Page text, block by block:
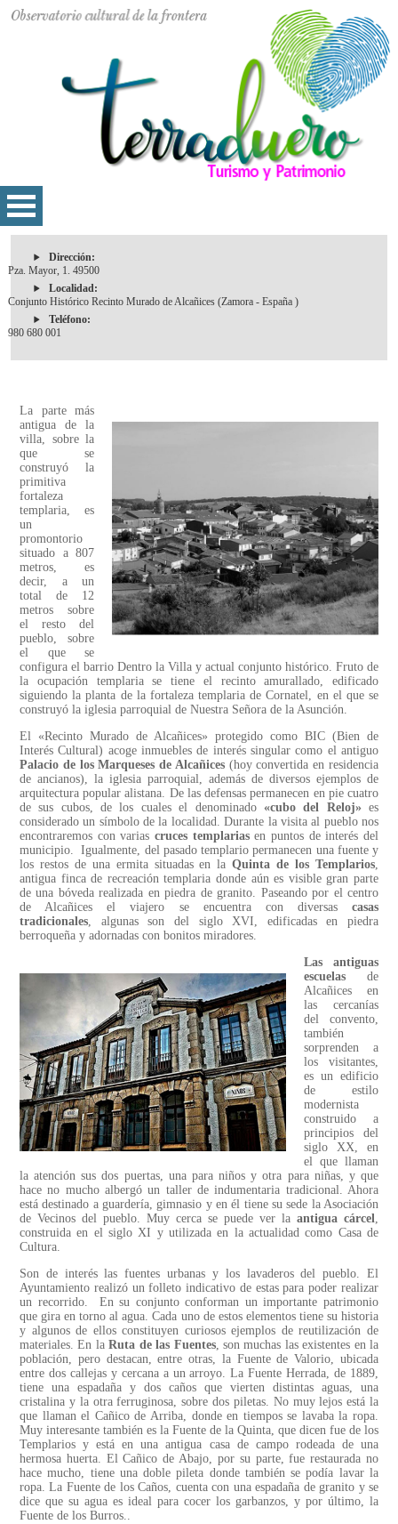
Dirección:
Pza. Mayor, 1. 49500
Localidad:
Conjunto Histórico Recinto Murado de Alcañices (Zamora - España )
Teléfono:
980 680 001
La parte más
antigua de la
villa, sobre la
que se
construyó la
primitiva
fortaleza
templaria, es
un
promontorio
situado a 807
metros, es
decir, a un
total de 12
metros sobre
el resto del
pueblo, sobre
el que se
configura el barrio Dentro la Villa y actual conjunto histórico. Fruto de
la ocupación templaria se tiene el recinto amurallado, edificado
siguiendo la planta de la fortaleza templaria de Cornatel, en el que se
construyó la iglesia parroquial de Nuestra Señora de la Asunción.
El «Recinto Murado de Alcañices» protegido como BIC (Bien de
Interés Cultural) acoge inmuebles de interés singular como el antiguo
Palacio de los Marqueses de Alcañices(hoy convertida en residencia
de ancianos), la iglesia parroquial, además de diversos ejemplos de
arquitectura popular alistana. De las defensas permanecen en pie cuatro
de sus cubos, de los cuales el denominado «cubo del Reloj»es
considerado un símbolo de la localidad. Durante la visita al pueblo nos
encontraremos con varias cruces templariasen puntos de interés del
municipio. Igualmente, del pasado templario permanecen una fuente y
los restos de una ermita situadas en laQuinta de los Templarios,
antigua finca de recreación templaria donde aún es visible gran parte
de una bóveda realizada en piedra de granito. Paseando por el centro
de Alcañices el viajero se encuentra con diversas casas
tradicionales, algunas son del siglo XVI, edificadas en piedra
berroqueña y adornadas con bonitos miradores.
Las antiguas
escuelas de
Alcañices en
las cercanías
del convento,
también
sorprenden a
los visitantes,
es un edificio
de estilo
modernista
construido a
principios del
siglo XX, en
el que llaman
la atención sus dos puertas, una para niños y otra para niñas, y que
hace no mucho albergó un taller de indumentaria tradicional. Ahora
está destinado a guardería, gimnasio y en él tiene su sede la Asociación
de Vecinos del pueblo. Muy cerca se puede ver la antigua cárcel,
construida en el siglo XI y utilizada en la actualidad como Casa de
Cultura.
Son de interés las fuentes urbanas y los lavaderos del pueblo. El
Ayuntamiento realizó un folleto indicativo de estas para poder realizar
un recorrido. En su conjunto conforman un importante patrimonio
que gira en torno al agua. Cada uno de estos elementos tiene su historia
y algunos de ellos constituyen curiosos ejemplos de reutilización de
materiales. En laRuta de las Fuentes, son muchas las existentes en la
población, pero destacan, entre otras, la Fuente de Valorio, ubicada
entre dos callejas y cercana a un arroyo. La Fuente Herrada, de 1889,
tiene una espadaña y dos caños que vierten distintas aguas, una
cristalina y la otra ferruginosa, sobre dos piletas. No muy lejos está la
que llaman el Cañico de Arriba, donde en tiempos se lavaba la ropa.
Muy interesante también es la Fuente de la Quinta, que dicen fue de los
Templarios y está en una antigua casa de campo rodeada de una
hermosa huerta. El Cañico de Abajo, por su parte, fue restaurada no
hace mucho, tiene una doble pileta donde también se podía lavar la
ropa. La Fuente de los Caños, cuenta con una espadaña de granito y se
dice que su agua es ideal para cocer los garbanzos, y por último, la
Fuente de los Burros..